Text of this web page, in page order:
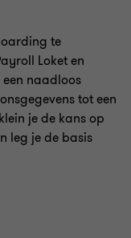
te
Loket en
naadloos
tot een
je de kans op
leg je de basis